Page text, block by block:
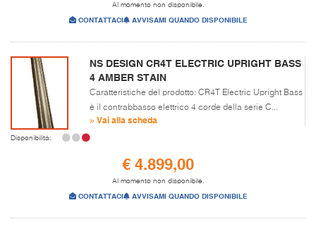
Al momento non disponibile.
CONTATTACI AVVISAMI QUANDO DISPONIBILE
NS DESIGN CR4T ELECTRIC UPRIGHT BASS
4 AMBER STAIN
Caratteristiche del prodotto: CR4T Electric Upright Bass
è il contrabbasso elettrico 4 corde della serie C...
» Vai alla scheda
Disponibilità:
€ 4.899,00
Al momento non disponibile.
CONTATTACI AVVISAMI QUANDO DISPONIBILE